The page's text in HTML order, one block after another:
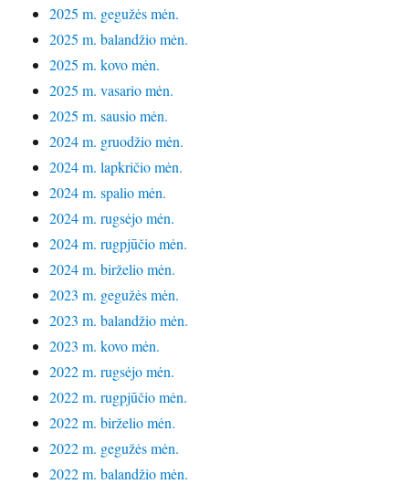
2025 m. gegužės mėn.
2025 m. balandžio mėn.
2025 m. kovo mėn.
2025 m. vasario mėn.
2025 m. sausio mėn.
2024 m. gruodžio mėn.
2024 m. lapkričio mėn.
2024 m. spalio mėn.
2024 m. rugsėjo mėn.
2024 m. rugpjūčio mėn.
2024 m. birželio mėn.
2023 m. gegužės mėn.
2023 m. balandžio mėn.
2023 m. kovo mėn.
2022 m. rugsėjo mėn.
2022 m. rugpjūčio mėn.
2022 m. birželio mėn.
2022 m. gegužės mėn.
2022 m. balandžio mėn.